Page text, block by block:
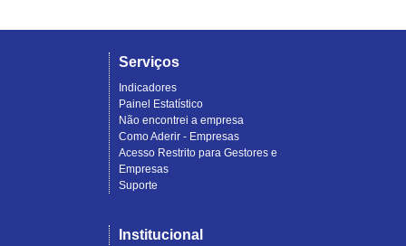
Serviços
Indicadores
Painel Estatístico
Não encontrei a empresa
Como Aderir - Empresas
Acesso Restrito para Gestores e
Empresas
Suporte
Institucional